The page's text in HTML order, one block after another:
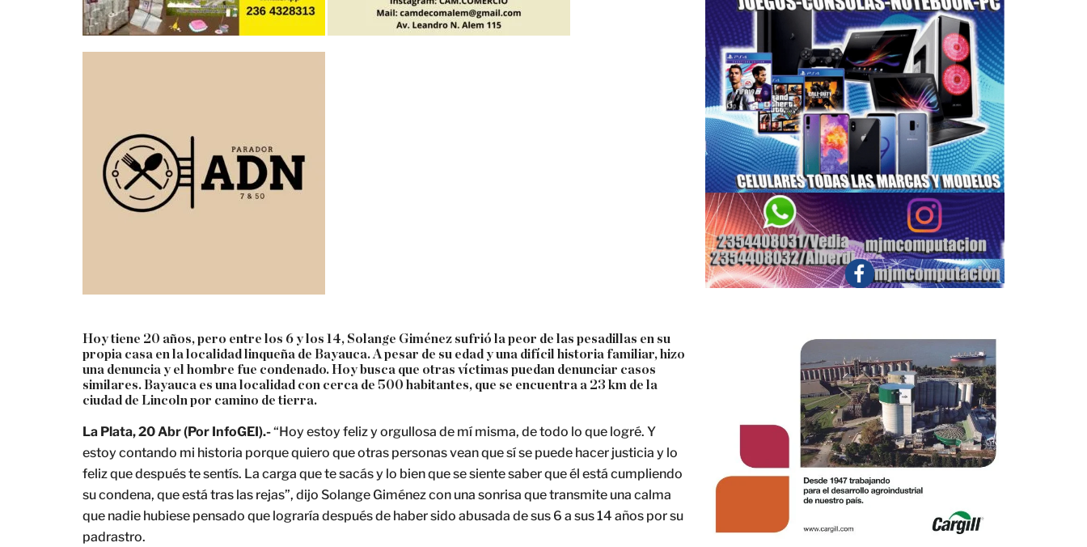
Hoy tiene 20 años, pero entre los 6 y los 14, Solange Giménez sufrió la peor de las pesadillas en su
propia casa en la localidad linqueña de Bayauca. A pesar de su edad y una difícil historia familiar, hizo
una denuncia y el hombre fue condenado. Hoy busca que otras víctimas puedan denunciar casos
similares. Bayauca es una localidad con cerca de 500 habitantes, que se encuentra a 23 km de la
ciudad de Lincoln por camino de tierra.
La Plata, 20 Abr (Por InfoGEI).-“Hoy estoy feliz y orgullosa de mí misma, de todo lo que logré. Y
estoy contando mi historia porque quiero que otras personas vean que sí se puede hacer justicia y lo
feliz que después te sentís. La carga que te sacás y lo bien que se siente saber que él está cumpliendo
su condena, que está tras las rejas”, dijo Solange Giménez con una sonrisa que transmite una calma
que nadie hubiese pensado que lograría después de haber sido abusada de sus 6 a sus 14 años por su
padrastro.